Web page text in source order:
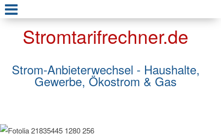
Stromtarifrechner.de
Strom-Anbieterwechsel - Haushalte,
Gewerbe, Ökostrom & Gas